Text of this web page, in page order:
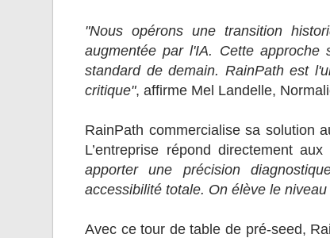
"Nous opérons une transition
augmentée par l'IA. Cette
standard de demain. RainPath est
critique", affirme Mel Landelle,
RainPath commercialise sa solution
L’entreprise répond directement
apporter une précision
accessibilité totale. On élève le
Avec ce tour de table de pré-seed,